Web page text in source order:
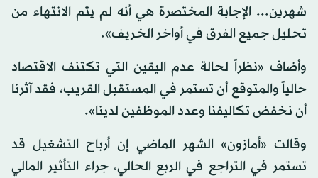
شهرين... الإجابة المختصرة هي أنه لم يتم الانتهاء من
تحليل جميع الفرق في أواخر الخريف».
وأضاف «نظراً لحالة عدم اليقين التي تكتنف الاقتصاد
حالياً والمتوقع أن تستمر في المستقبل القريب، فقد آثرنا
أن نخفض تكاليفنا وعدد الموظفين لدينا».
وقالت «أمازون» الشهر الماضي إن أرباح التشغيل قد
تستمر في التراجع في الربع الحالي، جراء التأثير المالي